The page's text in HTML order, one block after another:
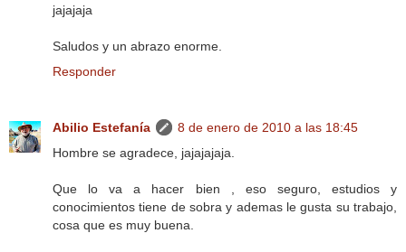
jajajaja
Saludos y un abrazo enorme.
Responder
Abilio Estefanía
8 de enero de 2010 a las 18:45
Hombre se agradece, jajajajaja.
Que lo va a hacer bien , eso seguro, estudios y
conocimientos tiene de sobra y ademas le gusta su trabajo,
cosa que es muy buena.